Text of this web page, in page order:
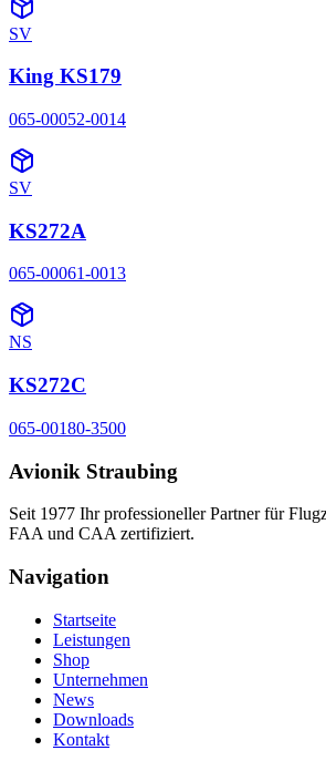
SV
King KS179
065-00052-0014
SV
KS272A
065-00061-0013
NS
KS272C
065-00180-3500
Avionik Straubing
Seit 1977 Ihr professioneller Partner für
FAA und CAA zertifiziert.
Navigation
Startseite
Leistungen
Shop
Unternehmen
News
Downloads
Kontakt